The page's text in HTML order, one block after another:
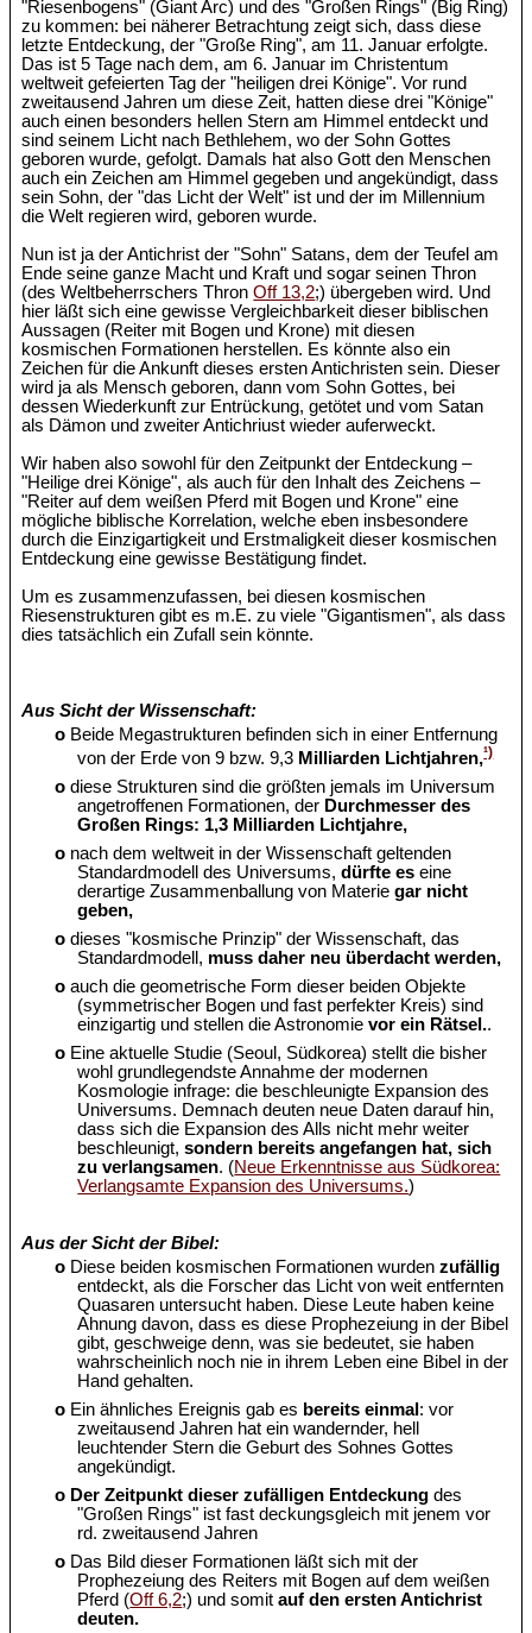
"Riesenbogens" (Giant Arc) und des "Großen Rings" (Big Ring)
zu kommen: bei näherer Betrachtung zeigt sich, dass diese
letzte Entdeckung, der "Große Ring", am 11. Januar erfolgte.
Das ist 5 Tage nach dem, am 6. Januar im Christentum
weltweit gefeierten Tag der "heiligen drei Könige". Vor rund
zweitausend Jahren um diese Zeit, hatten diese drei "Könige"
auch einen besonders hellen Stern am Himmel entdeckt und
sind seinem Licht nach Bethlehem, wo der Sohn Gottes
geboren wurde, gefolgt. Damals hat also Gott den Menschen
auch ein Zeichen am Himmel gegeben und angekündigt, dass
sein Sohn, der "das Licht der Welt" ist und der im Millennium
die Welt regieren wird, geboren wurde.
Nun ist ja der Antichrist der "Sohn" Satans, dem der Teufel am
Ende seine ganze Macht und Kraft und sogar seinen Thron
(des Weltbeherrschers ThronOff 13,2;) übergeben wird. Und
hier läßt sich eine gewisse Vergleichbarkeit dieser biblischen
Aussagen (Reiter mit Bogen und Krone) mit diesen
kosmischen Formationen herstellen. Es könnte also ein
Zeichen für die Ankunft dieses ersten Antichristen sein. Dieser
wird ja als Mensch geboren, dann vom Sohn Gottes, bei
dessen Wiederkunft zur Entrückung, getötet und vom Satan
als Dämon und zweiter Antichriust wieder auferweckt.
Wir haben also sowohl für den Zeitpunkt der Entdeckung –
"Heilige drei Könige", als auch für den Inhalt des Zeichens –
"Reiter auf dem weißen Pferd mit Bogen und Krone" eine
mögliche biblische Korrelation, welche eben insbesondere
durch die Einzigartigkeit und Erstmaligkeit dieser kosmischen
Entdeckung eine gewisse Bestätigung findet.
Um es zusammenzufassen, bei diesen kosmischen
Riesenstrukturen gibt es m.E. zu viele "Gigantismen", als dass
dies tatsächlich ein Zufall sein könnte.
Aus Sicht der Wissenschaft:
o Beide Megastrukturen befinden sich in einer Entfernung
von der Erde von 9 bzw. 9,3 Milliarden Lichtjahren,¹)
o diese Strukturen sind die größten jemals im Universum
angetroffenen Formationen, der Durchmesser des
Großen Rings: 1,3 Milliarden Lichtjahre,
o nach dem weltweit in der Wissenschaft geltenden
Standardmodell des Universums,dürfte eseine
derartige Zusammenballung von Materiegar nicht
geben,
o dieses "kosmische Prinzip" der Wissenschaft, das
Standardmodell, muss daher neu überdacht werden,
o auch die geometrische Form dieser beiden Objekte
(symmetrischer Bogen und fast perfekter Kreis) sind
einzigartig und stellen die Astronomievor ein Rätsel..
o Eine aktuelle Studie (Seoul, Südkorea) stellt die bisher
wohl grundlegendste Annahme der modernen
Kosmologie infrage: die beschleunigte Expansion des
Universums. Demnach deuten neue Daten darauf hin,
dass sich die Expansion des Alls nicht mehr weiter
beschleunigt,sondern bereits angefangen hat, sich
zu verlangsamen. (Neue Erkenntnisse aus Südkorea:
Verlangsamte Expansion des Universums.)
Aus der Sicht der Bibel:
o Diese beiden kosmischen Formationen wurdenzufällig
entdeckt, als die Forscher das Licht von weit entfernten
Quasaren untersucht haben. Diese Leute haben keine
Ahnung davon, dass es diese Prophezeiung in der Bibel
gibt, geschweige denn, was sie bedeutet, sie haben
wahrscheinlich noch nie in ihrem Leben eine Bibel in der
Hand gehalten.
o Ein ähnliches Ereignis gab es bereits einmal : vor
zweitausend Jahren hat ein wandernder, hell
leuchtender Stern die Geburt des Sohnes Gottes
angekündigt.
o Der Zeitpunkt dieser zufälligen Entdeckung des
"Großen Rings" ist fast deckungsgleich mit jenem vor
rd. zweitausend Jahren
o Das Bild dieser Formationen läßt sich mit der
Prophezeiung des Reiters mit Bogen auf dem weißen
Pferd (Off 6,2;) und somitauf den ersten Antichrist
deuten.